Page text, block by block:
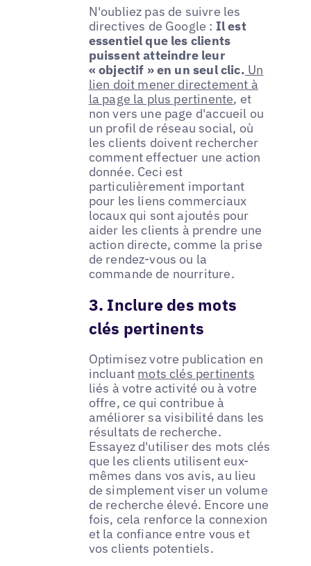
N'oubliez pas de suivre les
directives de Google : Il est
essentiel que les clients
puissent atteindre leur
« objectif » en un seul clic. Un
lien doit mener directement à
la page la plus pertinente, et
non vers une page d'accueil ou
un profil de réseau social, où
les clients doivent rechercher
comment effectuer une action
donnée. Ceci est
particulièrement important
pour les liens commerciaux
locaux qui sont ajoutés pour
aider les clients à prendre une
action directe, comme la prise
de rendez-vous ou la
commande de nourriture.
3. Inclure des mots
clés pertinents
Optimisez votre publication en
incluant mots clés pertinents
liés à votre activité ou à votre
offre, ce qui contribue à
améliorer sa visibilité dans les
résultats de recherche.
Essayez d'utiliser des mots clés
que les clients utilisent eux-
mêmes dans vos avis, au lieu
de simplement viser un volume
de recherche élevé. Encore une
fois, cela renforce la connexion
et la confiance entre vous et
vos clients potentiels.